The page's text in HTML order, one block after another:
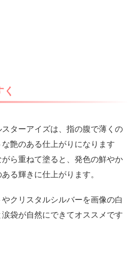
ターアイズは、指の腹で薄くの
艶のある仕上がりになります
ら重ねて塗ると、発色の鮮やか
る輝きに仕上がります。
クリスタルシルバーを画像の白
袋が自然にできてオススメです